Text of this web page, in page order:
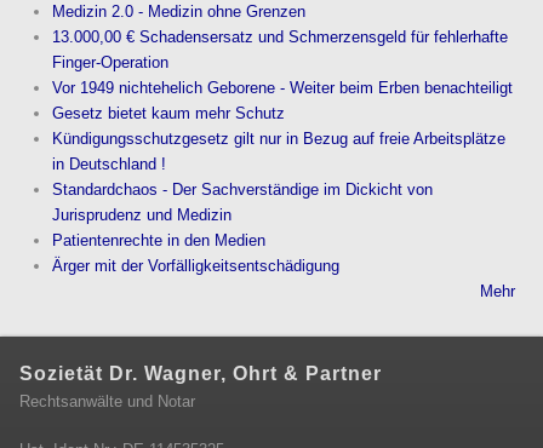
Medizin 2.0 - Medizin ohne Grenzen
13.000,00 € Schadensersatz und Schmerzensgeld für fehlerhafte
Finger-Operation
Vor 1949 nichtehelich Geborene - Weiter beim Erben benachteiligt
Gesetz bietet kaum mehr Schutz
Kündigungsschutzgesetz gilt nur in Bezug auf freie Arbeitsplätze
in Deutschland !
Standardchaos - Der Sachverständige im Dickicht von
Jurisprudenz und Medizin
Patientenrechte in den Medien
Ärger mit der Vorfälligkeitsentschädigung
Mehr
Sozietät Dr. Wagner, Ohrt & Partner
Rechtsanwälte und Notar